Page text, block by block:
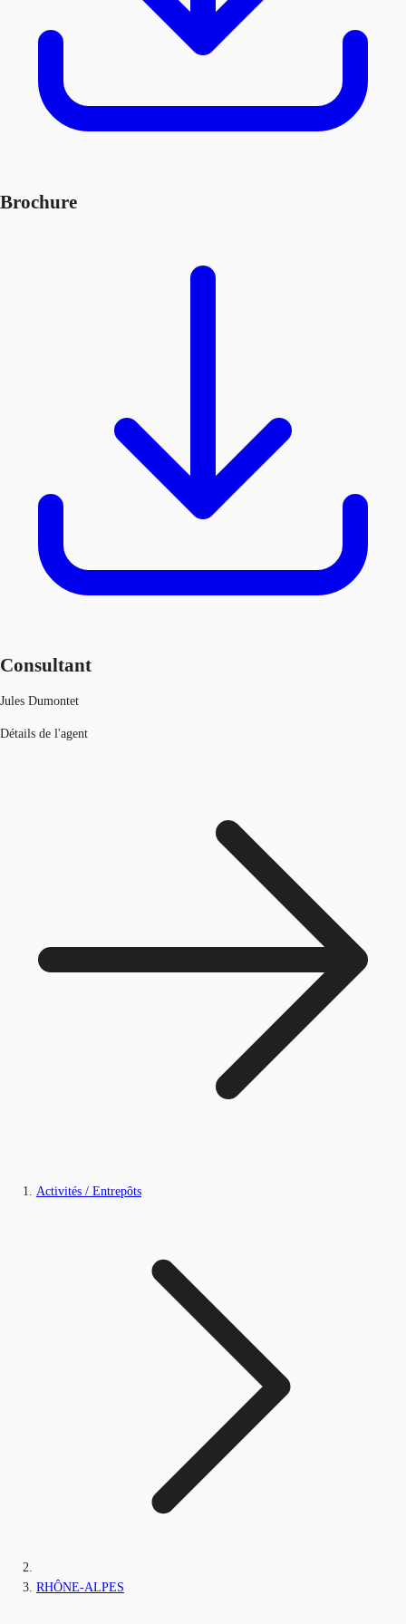
Brochure
Consultant
Jules Dumontet
Détails de l'agent
Activités / Entrepôts
RHÔNE-ALPES